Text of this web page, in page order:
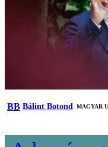
BB Bálint Botond MAGYAR